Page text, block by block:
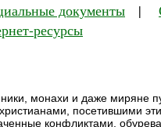
документы |
ресурсы
монахи и даже миряне
посетившими эти
конфликтами,